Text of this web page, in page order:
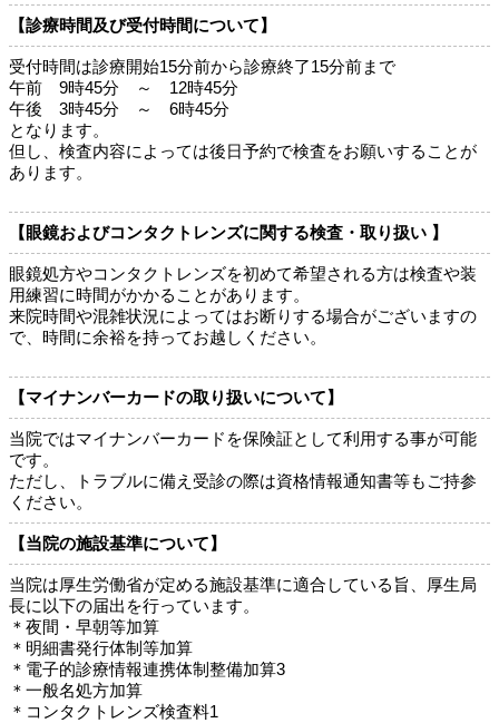
【診療時間及び受付時間について】
受付時間は診療開始15分前から診療終了15分前まで
午前 9時45分 ～ 12時45分
午後 3時45分 ～ 6時45分
となります。
但し、検査内容によっては後日予約で検査をお願いすることが
あります。
【眼鏡およびコンタクトレンズに関する検査・取り扱い 】
眼鏡処方やコンタクトレンズを初めて希望される方は検査や装
用練習に時間がかかることがあります。
来院時間や混雑状況によってはお断りする場合がございますの
で、時間に余裕を持ってお越しください。
【マイナンバーカードの取り扱いについて】
当院ではマイナンバーカードを保険証として利用する事が可能
です。
ただし、トラブルに備え受診の際は資格情報通知書等もご持参
ください。
【当院の施設基準について】
当院は厚生労働省が定める施設基準に適合している旨、厚生局
長に以下の届出を行っています。
＊夜間・早朝等加算
＊明細書発行体制等加算
＊電子的診療情報連携体制整備加算3
＊一般名処方加算
＊コンタクトレンズ検査料1